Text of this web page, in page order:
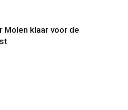
Molen klaar voor de